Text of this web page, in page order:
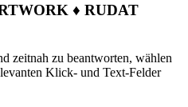
♦ RUDAT
zeitnah zu beantworten, wählen
Klick- und Text-Felder